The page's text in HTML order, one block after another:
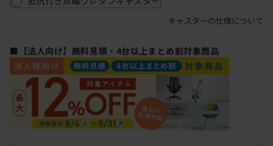
キャスターの仕様について
■【法人向け】無料見積・4台以上まとめ割対象商品